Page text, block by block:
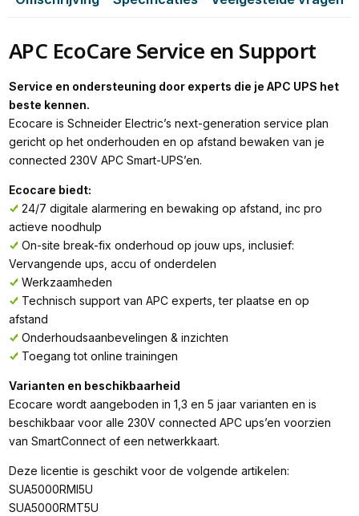
APC EcoCare Service en Support
Service en ondersteuning door experts die je APC UPS het
beste kennen.
Ecocare is Schneider Electric’s next-generation service plan
gericht op het onderhouden en op afstand bewaken van je
connected 230V APC Smart-UPS’en.
Ecocare biedt:
24/7 digitale alarmering en bewaking op afstand, inc pro
actieve noodhulp
On-site break-fix onderhoud op jouw ups, inclusief:
Vervangende ups, accu of onderdelen
Werkzaamheden
Technisch support van APC experts, ter plaatse en op
afstand
Onderhoudsaanbevelingen & inzichten
Toegang tot online trainingen
Varianten en beschikbaarheid
Ecocare wordt aangeboden in 1,3 en 5 jaar varianten en is
beschikbaar voor alle 230V connected APC ups’en voorzien
van SmartConnect of een netwerkkaart.
Deze licentie is geschikt voor de volgende artikelen:
SUA5000RMI5U
SUA5000RMT5U